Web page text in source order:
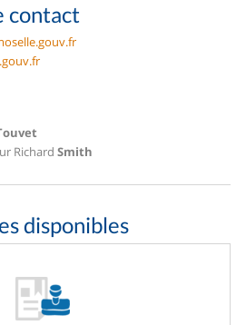
contact
RichardSmith
disponibles